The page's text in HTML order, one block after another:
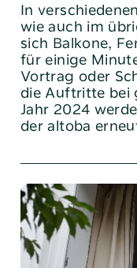
In
wie auch im
sich Balkone,
für einige
Vortrag oder
die Auftritte bei
Jahr 2024
der altoba